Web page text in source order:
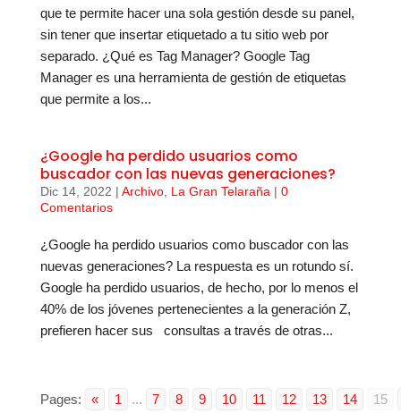
que te permite hacer una sola gestión desde su panel,
sin tener que insertar etiquetado a tu sitio web por
separado. ¿Qué es Tag Manager? Google Tag
Manager es una herramienta de gestión de etiquetas
que permite a los...
¿Google ha perdido usuarios como
buscador con las nuevas generaciones?
Dic 14, 2022 | Archivo, La Gran Telaraña | 0
Comentarios
¿Google ha perdido usuarios como buscador con las
nuevas generaciones? La respuesta es un rotundo sí.
Google ha perdido usuarios, de hecho, por lo menos el
40% de los jóvenes pertenecientes a la generación Z,
prefieren hacer sus consultas a través de otras...
Pages: « 1 ... 7 8 9 10 11 12 13 14 15